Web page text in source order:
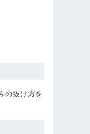
の抜け方を